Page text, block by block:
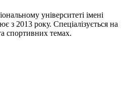
університеті імені
з 2013 року. Спеціалізується на
спортивних темах.